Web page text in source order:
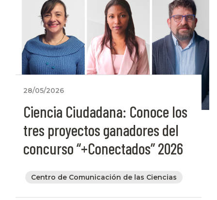
28/05/2026
Ciencia Ciudadana: Conoce los
tres proyectos ganadores del
concurso “+Conectados” 2026
Centro de Comunicación de las Ciencias